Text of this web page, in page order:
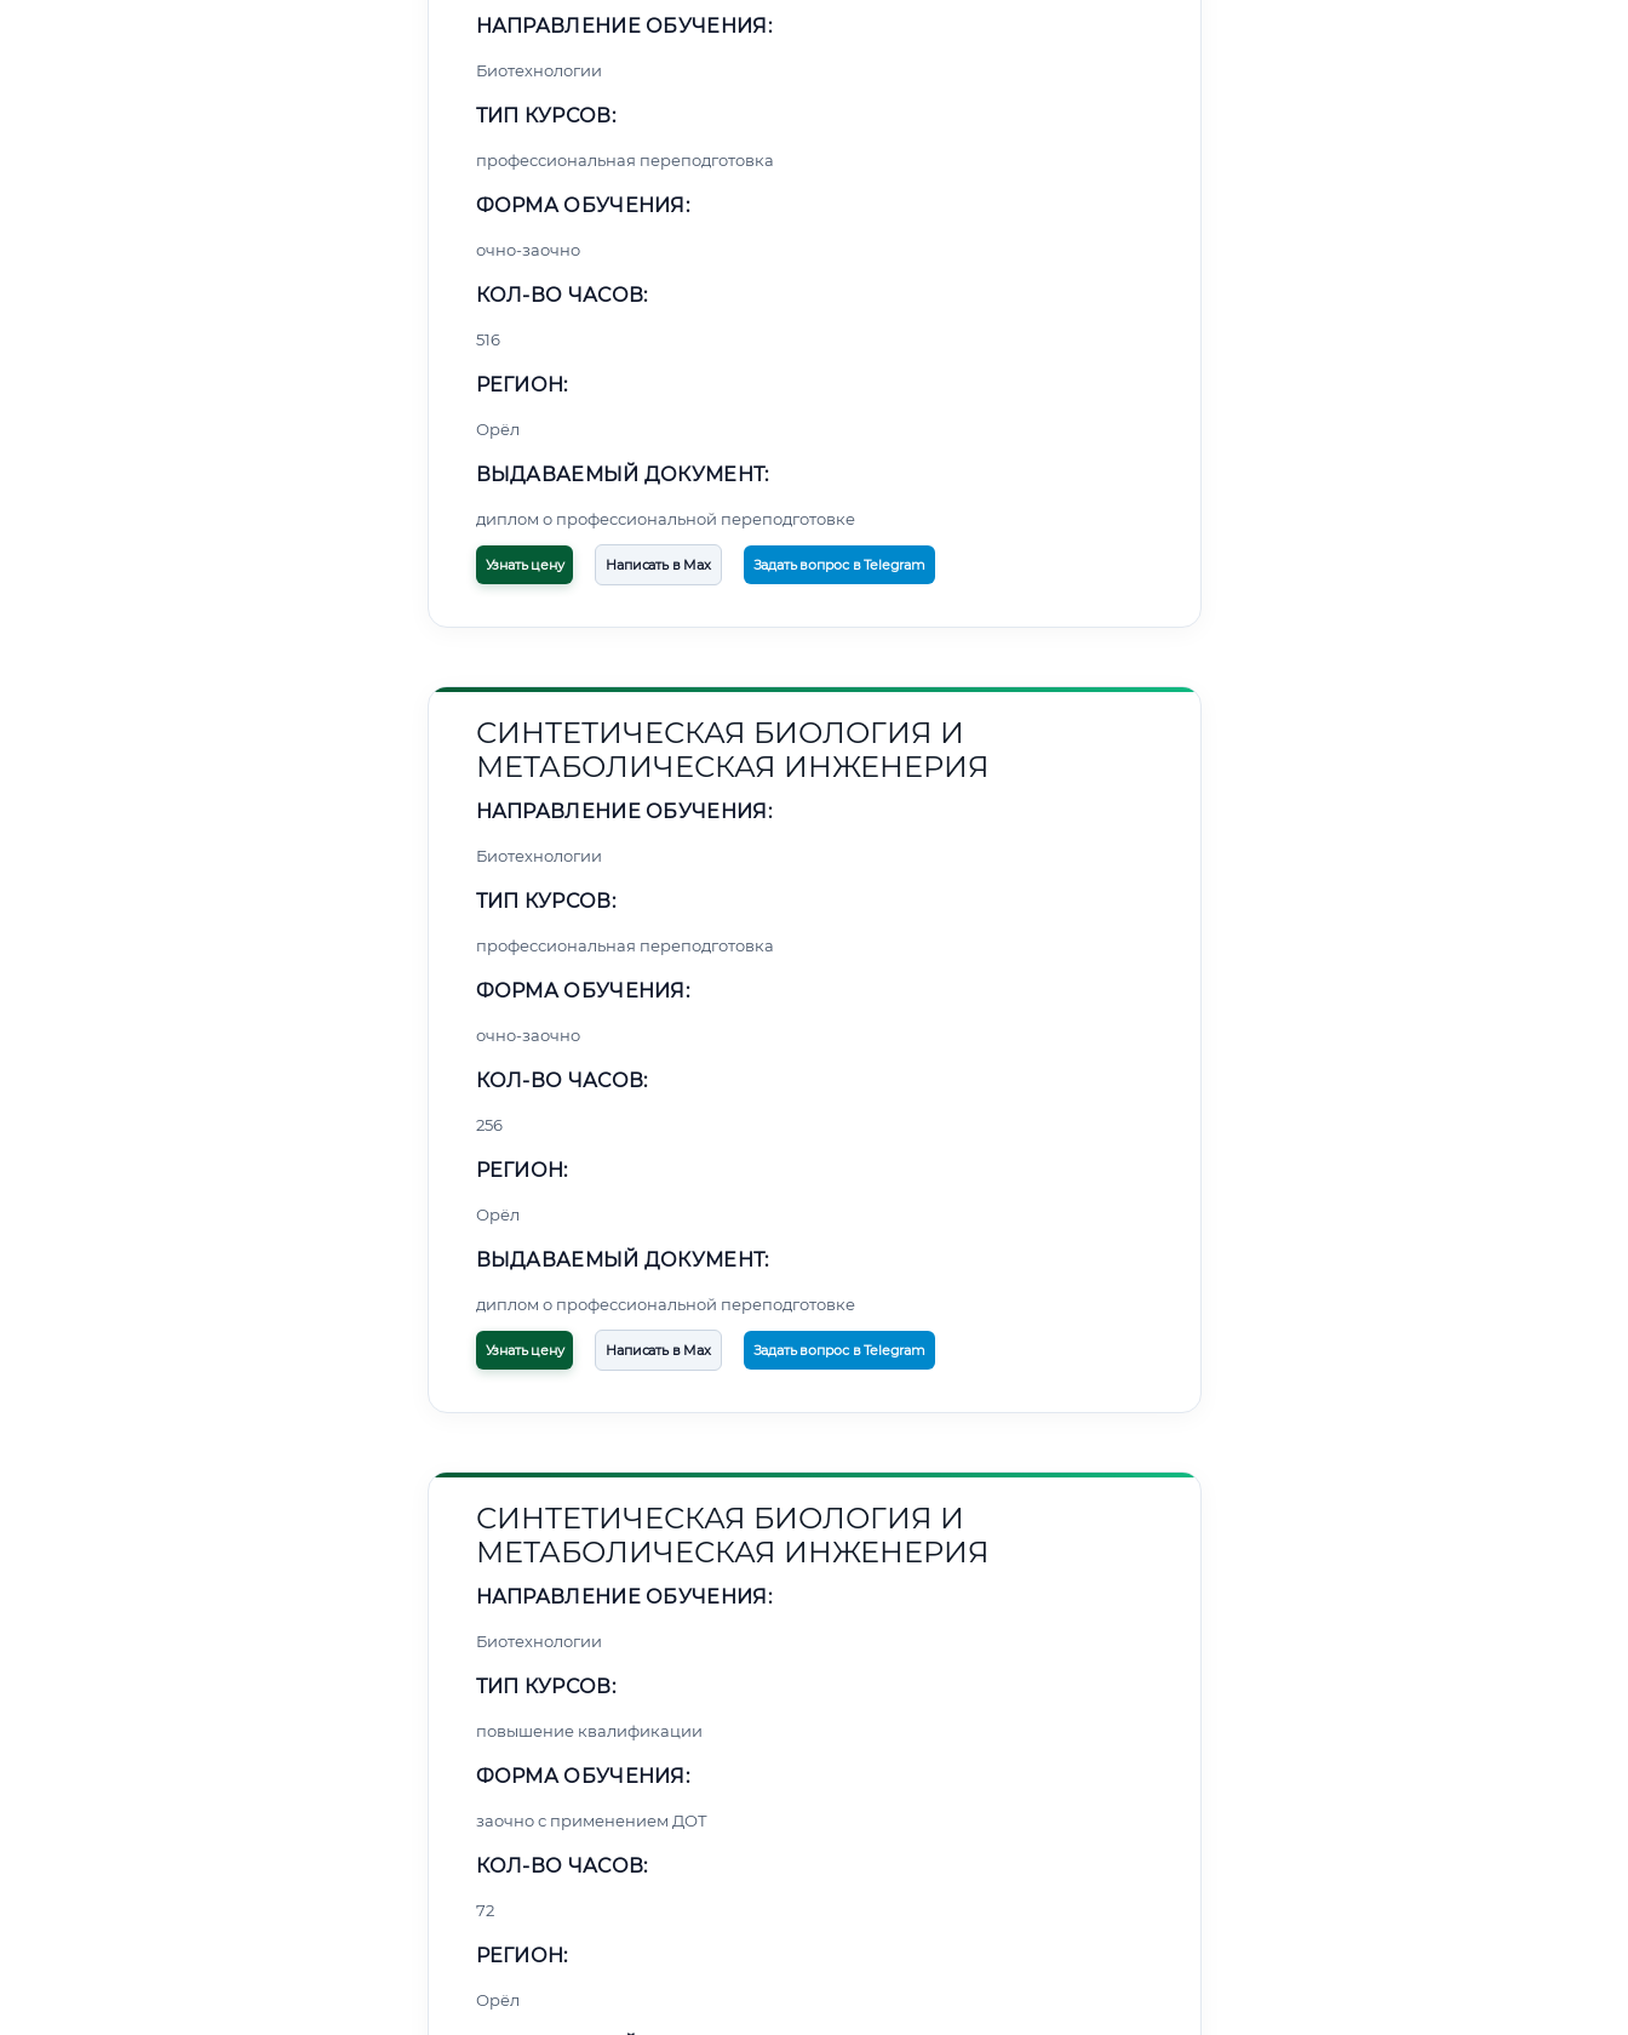
НАПРАВЛЕНИЕ ОБУЧЕНИЯ:
Биотехнологии
ТИП КУРСОВ:
профессиональная переподготовка
ФОРМА ОБУЧЕНИЯ:
очно-заочно
КОЛ-ВО ЧАСОВ:
516
РЕГИОН:
Орёл
ВЫДАВАЕМЫЙ ДОКУМЕНТ:
диплом о профессиональной переподготовке
Узнать цену Написать в Max Задать вопрос в Telegram
СИНТЕТИЧЕСКАЯ БИОЛОГИЯ И
МЕТАБОЛИЧЕСКАЯ ИНЖЕНЕРИЯ
НАПРАВЛЕНИЕ ОБУЧЕНИЯ:
Биотехнологии
ТИП КУРСОВ:
профессиональная переподготовка
ФОРМА ОБУЧЕНИЯ:
очно-заочно
КОЛ-ВО ЧАСОВ:
256
РЕГИОН:
Орёл
ВЫДАВАЕМЫЙ ДОКУМЕНТ:
диплом о профессиональной переподготовке
Узнать цену Написать в Max Задать вопрос в Telegram
СИНТЕТИЧЕСКАЯ БИОЛОГИЯ И
МЕТАБОЛИЧЕСКАЯ ИНЖЕНЕРИЯ
НАПРАВЛЕНИЕ ОБУЧЕНИЯ:
Биотехнологии
ТИП КУРСОВ:
повышение квалификации
ФОРМА ОБУЧЕНИЯ:
заочно с применением ДОТ
КОЛ-ВО ЧАСОВ:
72
РЕГИОН:
Орёл